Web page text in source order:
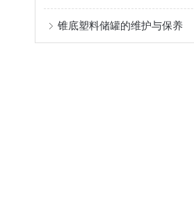
锥底塑料储罐的维护与保养